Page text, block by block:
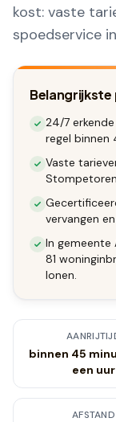
kost: vaste
spoedservice
Belangrijkste
24/7
regel binnen
Vaste
vervangen
In gemeente
81
lonen.
binnen 45
een uur
AFSTAND